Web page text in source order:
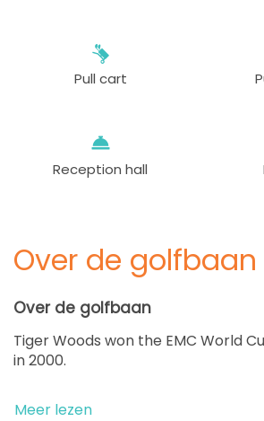
Pull cart
Reception hall
Over de golfbaan
Over de golfbaan
Tiger Woods won the EMC World
in 2000.
Meer lezen